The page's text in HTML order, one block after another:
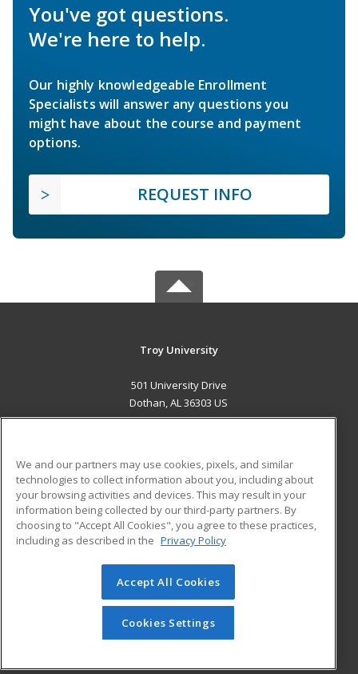
You've got questions.
We're here to help.
Our highly knowledgeable Enrollment
Specialists will answer any questions you
might have about the course and payment
options.
REQUEST INFO
Troy University
501 University Drive
Dothan, AL 36303 US
ADDITIONAL RESOURCES
Military
Financial Assistance
Help
Student Blog
© 2026 ed2go, a division of Cengage Learning. All rights
reserved. The material on this site cannot be reproduced or
redistributed unless you have obtained prior written
permission from Cengage Learning.Privacy Policy
We and our partners may use cookies, pixels, and similar
technologies to collect information about you, including about
your browsing activities and devices. This may result in your
information being collected by our third-party partners. By
choosing to "Accept All Cookies", you agree to these practices,
including as described in the Privacy Policy
Accept All Cookies
Cookies Settings